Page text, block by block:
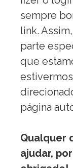
sempre
link.
parte
que
página
Qualquer
ajudar,